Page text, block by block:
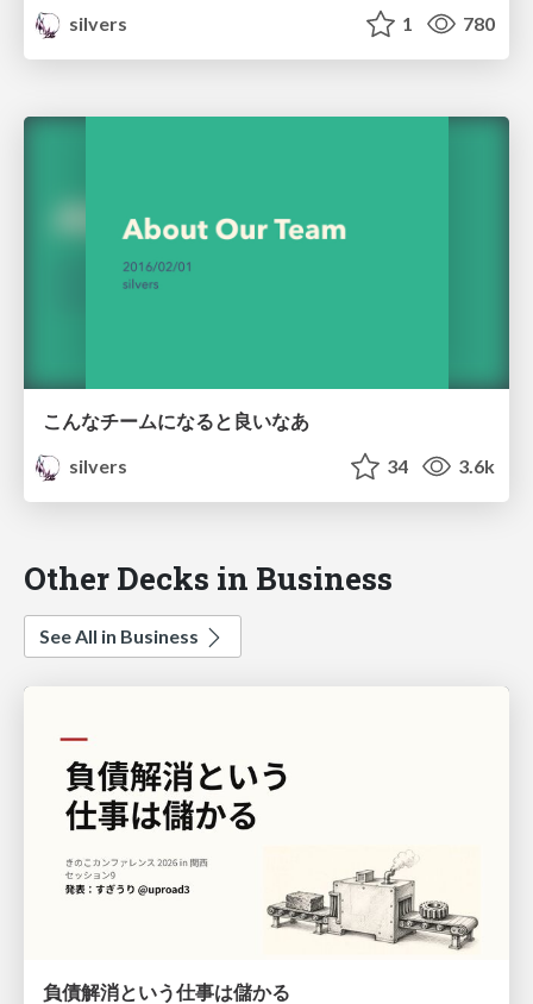
silvers
1 780
こんなチームになると良いなあ
silvers
34 3.6k
Other Decks in Business
See All in Business
負債解消という仕事は儲かる